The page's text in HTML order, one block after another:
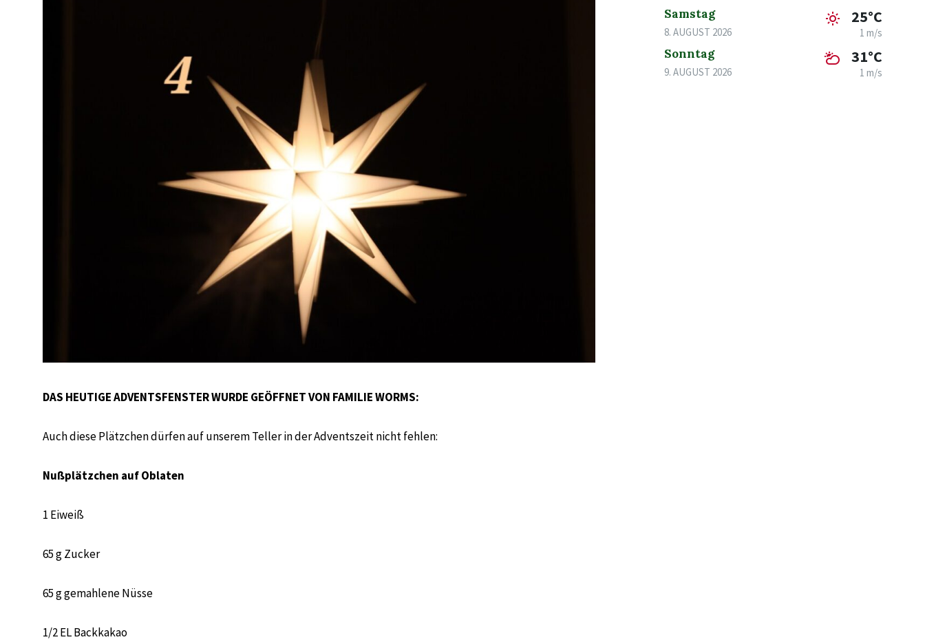
DAS HEUTIGE ADVENTSFENSTER WURDE GEÖFFNET VON FAMILIE WORMS:
Auch diese Plätzchen dürfen auf unserem Teller in der Adventszeit nicht fehlen:
Nußplätzchen auf Oblaten
1 Eiweiß
65 g Zucker
65 g gemahlene Nüsse
1/2 EL Backkakao
Samstag
8. AUGUST 2026
25°C
1 m/s
Sonntag
9. AUGUST 2026
31°C
1 m/s